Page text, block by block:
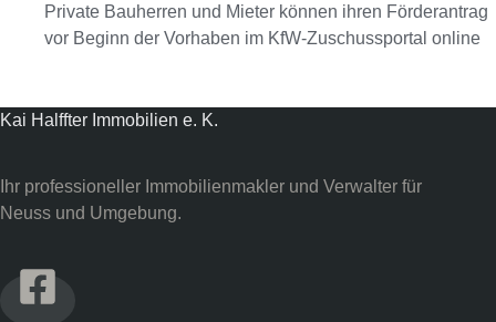
Private Bauherren und Mieter können ihren Förderantrag
vor Beginn der Vorhaben im KfW-Zuschussportal online
Kai Halffter Immobilien e. K.
Ihr professioneller Immobilienmakler und Verwalter für
Neuss und Umgebung.